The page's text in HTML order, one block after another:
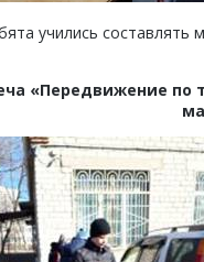
учились составлять
«Передвижение